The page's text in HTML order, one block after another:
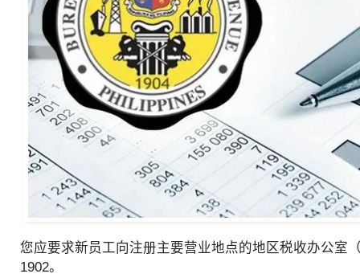
您应要求新员工向注册主要营业地点的地区税收办公室
1902。